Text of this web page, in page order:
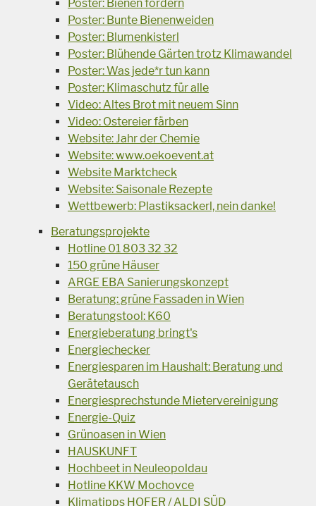
Poster: Bienen fördern
Poster: Bunte Bienenweiden
Poster: Blumenkisterl
Poster: Blühende Gärten trotz Klimawandel
Poster: Was jede*r tun kann
Poster: Klimaschutz für alle
Video: Altes Brot mit neuem Sinn
Video: Ostereier färben
Website: Jahr der Chemie
Website: www.oekoevent.at
Website Marktcheck
Website: Saisonale Rezepte
Wettbewerb: Plastiksackerl, nein danke!
Beratungsprojekte
Hotline 01 803 32 32
150 grüne Häuser
ARGE EBA Sanierungskonzept
Beratung: grüne Fassaden in Wien
Beratungstool: K60
Energieberatung bringt's
Energiechecker
Energiesparen im Haushalt: Beratung und
Gerätetausch
Energiesprechstunde Mietervereinigung
Energie-Quiz
Grünoasen in Wien
HAUSKUNFT
Hochbeet in Neuleopoldau
Hotline KKW Mochovce
Klimatipps HOFER / ALDI SÜD